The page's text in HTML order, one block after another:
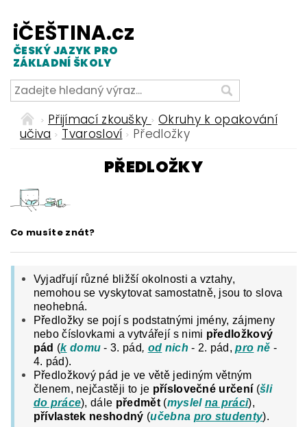
iČEŠTINA.cz
ČESKÝ JAZYK PRO
ZÁKLADNÍ ŠKOLY
Přijímací zkoušky
Okruhy k opakování
učiva
Tvarosloví Předložky
PŘEDLOŽKY
Co musíte znát?
Vyjadřují různé bližší okolnosti a vztahy,
nemohou se vyskytovat samostatně, jsou to slova
neohebná.
Předložky se pojí s podstatnými jmény, zájmeny
nebo číslovkami a vytvářejí s nimi předložkový
pád (kdomu- 3. pád, od nich- 2. pád, pro ně -
4. pád).
Předložkový pád je ve větě jediným větným
členem, nejčastěji to je příslovečné určení (šli
do práce), dále předmět(myslel na práci),
přívlastek neshodný (učebna pro studenty).